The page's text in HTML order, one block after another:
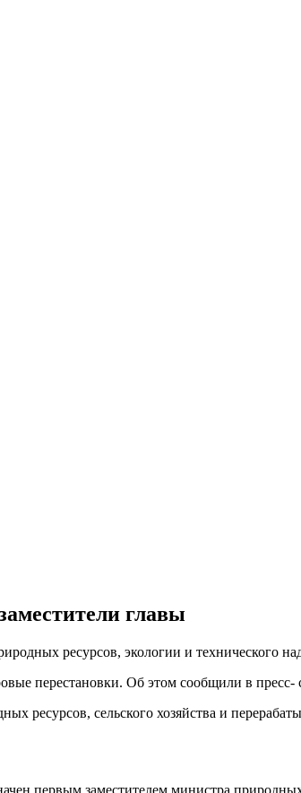
главы
ресурсов, экологии и технического
перестановки. Об этом сообщили в пресс-
ресурсов, сельского хозяйства и
первым заместителем министра